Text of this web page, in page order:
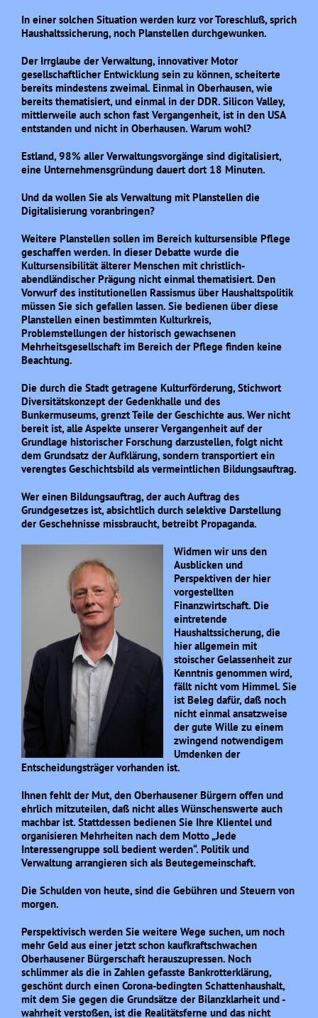
In einer solchen Situation werden kurz vor Toreschluß, sprich
Haushaltssicherung, noch Planstellen durchgewunken.
Der Irrglaube der Verwaltung, innovativer Motor
gesellschaftlicher Entwicklung sein zu können, scheiterte
bereits mindestens zweimal. Einmal in Oberhausen, wie
bereits thematisiert, und einmal in der DDR. Silicon Valley,
mittlerweile auch schon fast Vergangenheit, ist in den USA
entstanden und nicht in Oberhausen. Warum wohl?
Estland, 98% aller Verwaltungsvorgänge sind digitalisiert,
eine Unternehmensgründung dauert dort 18 Minuten.
Und da wollen Sie als Verwaltung mit Planstellen die
Digitalisierung voranbringen?
Weitere Planstellen sollen im Bereich kultursensible Pflege
geschaffen werden. In dieser Debatte wurde die
Kultursensibilität älterer Menschen mit christlich-
abendländischer Prägung nicht einmal thematisiert. Den
Vorwurf des institutionellen Rassismus über Haushaltspolitik
müssen Sie sich gefallen lassen. Sie bedienen über diese
Planstellen einen bestimmten Kulturkreis,
Problemstellungen der historisch gewachsenen
Mehrheitsgesellschaft im Bereich der Pflege finden keine
Beachtung.
Die durch die Stadt getragene Kulturförderung, Stichwort
Diversitätskonzept der Gedenkhalle und des
Bunkermuseums, grenzt Teile der Geschichte aus. Wer nicht
bereit ist, alle Aspekte unserer Vergangenheit auf der
Grundlage historischer Forschung darzustellen, folgt nicht
dem Grundsatz der Aufklärung, sondern transportiert ein
verengtes Geschichtsbild als vermeintlichen Bildungsauftrag.
Wer einen Bildungsauftrag, der auch Auftrag des
Grundgesetzes ist, absichtlich durch selektive Darstellung
der Geschehnisse missbraucht, betreibt Propaganda.
Widmen wir uns den
Ausblicken und
Perspektiven der hier
vorgestellten
Finanzwirtschaft. Die
eintretende
Haushaltssicherung, die
hier allgemein mit
stoischer Gelassenheit zur
Kenntnis genommen wird,
fällt nicht vom Himmel. Sie
ist Beleg dafür, daß noch
nicht einmal ansatzweise
der gute Wille zu einem
zwingend notwendigem
Umdenken der
Entscheidungsträger vorhanden ist.
Ihnen fehlt der Mut, den Oberhausener Bürgern offen und
ehrlich mitzuteilen, daß nicht alles Wünschenswerte auch
machbar ist. Stattdessen bedienen Sie Ihre Klientel und
organisieren Mehrheiten nach dem Motto „Jede
Interessengruppe soll bedient werden“. Politik und
Verwaltung arrangieren sich als Beutegemeinschaft.
Die Schulden von heute, sind die Gebühren und Steuern von
morgen.
Perspektivisch werden Sie weitere Wege suchen, um noch
mehr Geld aus einer jetzt schon kaufkraftschwachen
Oberhausener Bürgerschaft herauszupressen. Noch
schlimmer als die in Zahlen gefasste Bankrotterklärung,
geschönt durch einen Corona-bedingten Schattenhaushalt,
mit dem Sie gegen die Grundsätze der Bilanzklarheit und -
wahrheit verstoßen, ist die Realitätsferne und das nicht